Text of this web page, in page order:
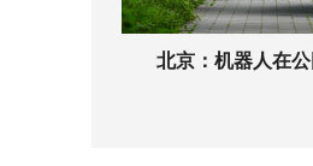
北京：机器人在